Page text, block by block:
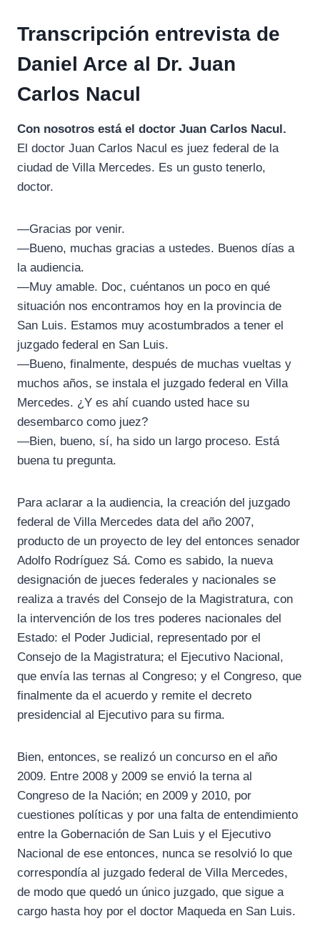
Transcripción entrevista de
Daniel Arce al Dr. Juan
Carlos Nacul
Con nosotros está el doctor Juan Carlos Nacul.
El doctor Juan Carlos Nacul es juez federal de la
ciudad de Villa Mercedes. Es un gusto tenerlo,
doctor.
—Gracias por venir.
—Bueno, muchas gracias a ustedes. Buenos días a
la audiencia.
—Muy amable. Doc, cuéntanos un poco en qué
situación nos encontramos hoy en la provincia de
San Luis. Estamos muy acostumbrados a tener el
juzgado federal en San Luis.
—Bueno, finalmente, después de muchas vueltas y
muchos años, se instala el juzgado federal en Villa
Mercedes. ¿Y es ahí cuando usted hace su
desembarco como juez?
—Bien, bueno, sí, ha sido un largo proceso. Está
buena tu pregunta.
Para aclarar a la audiencia, la creación del juzgado
federal de Villa Mercedes data del año 2007,
producto de un proyecto de ley del entonces senador
Adolfo Rodríguez Sá. Como es sabido, la nueva
designación de jueces federales y nacionales se
realiza a través del Consejo de la Magistratura, con
la intervención de los tres poderes nacionales del
Estado: el Poder Judicial, representado por el
Consejo de la Magistratura; el Ejecutivo Nacional,
que envía las ternas al Congreso; y el Congreso, que
finalmente da el acuerdo y remite el decreto
presidencial al Ejecutivo para su firma.
Bien, entonces, se realizó un concurso en el año
2009. Entre 2008 y 2009 se envió la terna al
Congreso de la Nación; en 2009 y 2010, por
cuestiones políticas y por una falta de entendimiento
entre la Gobernación de San Luis y el Ejecutivo
Nacional de ese entonces, nunca se resolvió lo que
correspondía al juzgado federal de Villa Mercedes,
de modo que quedó un único juzgado, que sigue a
cargo hasta hoy por el doctor Maqueda en San Luis.